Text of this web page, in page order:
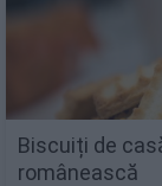
Biscuiți de
românească